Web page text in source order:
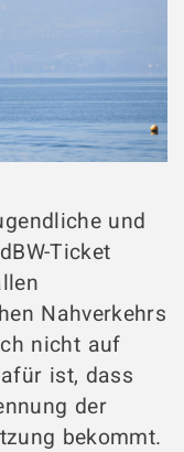
und
Ticket
Nahverkehrs
nicht auf
ist, dass
der
bekommt.